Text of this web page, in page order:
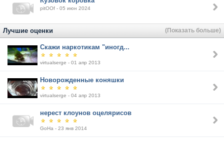
pitOOf - 05 июн 2024
(Показать больше)
Лучшие оценки
Скажи наркотикам "иногд...
virtualserge - 01 апр 2013
Новорожденные коняшки
virtualserge - 04 апр 2013
нерест клоунов оцелярисов
GoHa - 23 янв 2014